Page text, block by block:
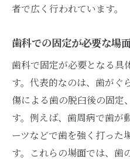
歯医者でのぐらつ
法
ワイヤー固定と
解説
歯医者の固定法
ント
ぐらつく歯の固
者で広く行われています。
歯科での固定が必要な場
歯科で固定が必要となる具
す。代表的なのは、歯がぐ
傷による歯の脱臼後の固定
す。例えば、歯周病で歯が
ーツなどで歯を強く打った
す。これらの場面では、歯